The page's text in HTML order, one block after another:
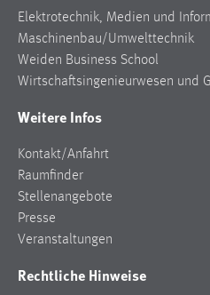
Elektrotechnik, Medien und
Maschinenbau/Umwelttechnik
Weiden Business School
Wirtschaftsingenieurwesen und
Weitere Infos
Kontakt/Anfahrt
Raumfinder
Stellenangebote
Presse
Veranstaltungen
Rechtliche Hinweise
MibewSessionID,
Zweck:
Wird benötigt um die
Cookie Laufzeit:
5e9dbeb1811c0446 =
Jahre, MIBEW_UserID = 1 Jahr
fe_user, be_user,